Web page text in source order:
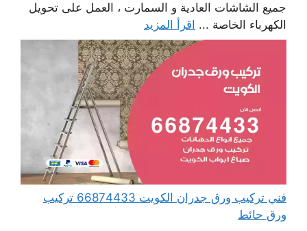
جميع الشاشات العادية و السمارت ، العمل على تحويل
الكهرباء الخاصة ... اقرأ المزيد
فني تركيب ورق جدران الكويت 66874433 تركيب
ورق حائط